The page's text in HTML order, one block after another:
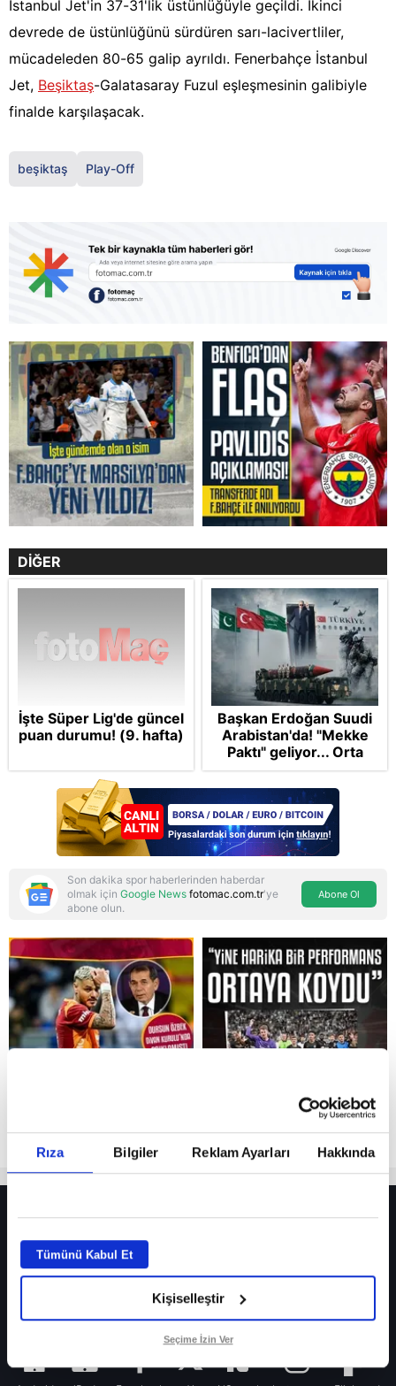
Rıza Bilgiler Reklam Ayarları Hakkında
Tümünü Kabul Et
Kişiselleştir
Seçime İzin Ver
Reddet
İstanbul Jet'in 37-31'lik üstünlüğüyle geçildi. İkinci
devrede de üstünlüğünü sürdüren sarı-lacivertliler,
mücadeleden 80-65 galip ayrıldı. Fenerbahçe İstanbul
Jet, Beşiktaş-Galatasaray Fuzul eşleşmesinin galibiyle
finalde karşılaşacak.
beşiktaş Play-Off
DİĞER
İşte Süper Lig'de güncel
puan durumu! (9. hafta)
Başkan Erdoğan Suudi
Arabistan'da! "Mekke
Paktı" geliyor... Orta
Doğu’nun kaderi
şekilleniyor
Son dakika spor haberlerinden haberdar
olmak için Google News fotomac.com.tr'ye
abone olun.
Abone Ol
Fenerbahçe’de sürpriz ayrılık ihtimali! Devre arasında gelmişti
Fenerbahçe’nin yeni transferi Mason Greenwood için olay sözler!
Galatasaray’da rota yeniden Thiago Almada!